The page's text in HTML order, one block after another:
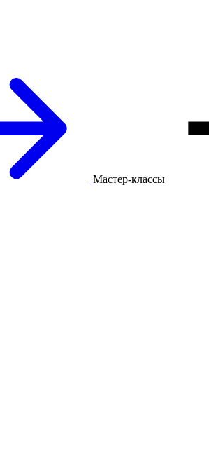
Мастер-классы